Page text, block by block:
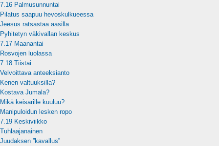
7.16 Palmusunnuntai
Pilatus saapuu hevoskulkueessa
Jeesus ratsastaa aasilla
Pyhitetyn väkivallan keskus
7.17 Maanantai
Rosvojen luolassa
7.18 Tiistai
Velvoittava anteeksianto
Kenen valtuuksilla?
Kostava Jumala?
Mikä keisarille kuuluu?
Manipuloidun lesken ropo
7.19 Keskiviikko
Tuhlaajanainen
Juudaksen ”kavallus”